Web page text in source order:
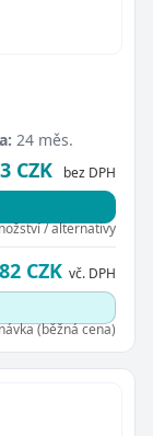
24 měs.
CZK bez DPH
/ alternativy
CZK vč. DPH
(běžná cena)